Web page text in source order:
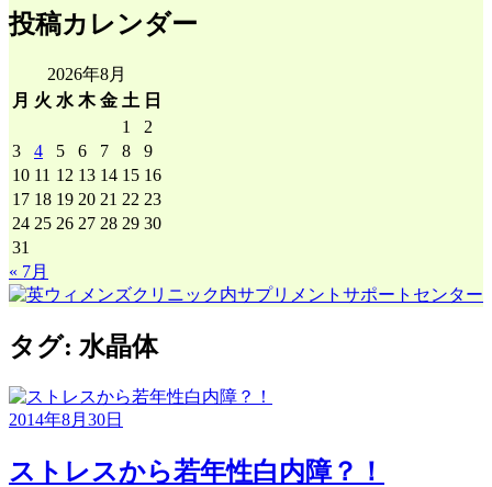
投稿カレンダー
2026年8月
月 火 水 木 金 土 日
1
2
3
4 5 6 7 8
9
10 11 12 13 14 15 16
17 18 19 20 21 22 23
24 25 26 27 28 29 30
31
« 7月
タグ: 水晶体
2014年8月30日
ストレスから若年性白内障？！